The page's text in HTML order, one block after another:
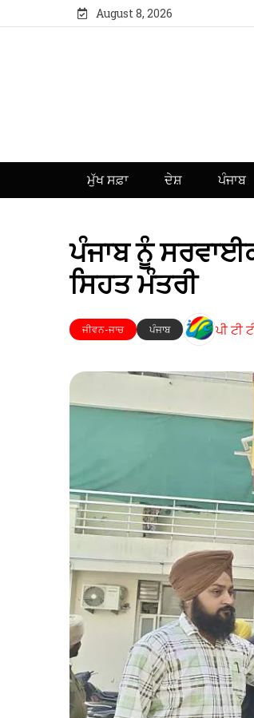
August 8, 2026
ਮੁੱਖ ਸਫ਼ਾ ਦੇਸ਼ ਪੰਜਾਬ
ਪੰਜਾਬ ਨੂੰ
ਸਿਹਤ ਮੰਤਰੀ
ਜੀਵਨ-ਜਾਚ ਪੰਜਾਬ ਪੀ ਟੀ